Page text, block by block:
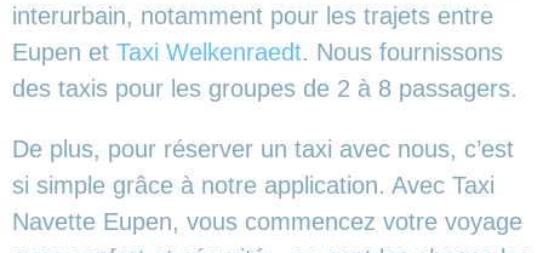
interurbain, notamment pour les trajets entre
Eupen et Taxi Welkenraedt. Nous fournissons
des taxis pour les groupes de 2 à 8 passagers.
De plus, pour réserver un taxi avec nous, c’est
si simple grâce à notre application. Avec Taxi
Navette Eupen, vous commencez votre voyage